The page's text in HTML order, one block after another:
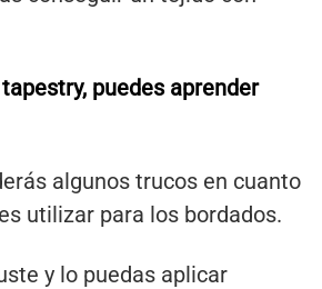
puedes aprender
algunos trucos en cuanto
utilizar para los bordados.
y lo puedas aplicar